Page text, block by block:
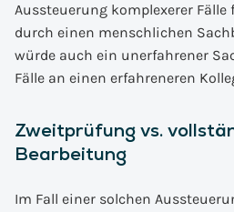
Aussteuerung komplexerer
durch einen menschlichen
würde auch ein unerfahrener
Fälle an einen erfahreneren
Zweitprüfung vs.
Bearbeitung
Im Fall einer solchen